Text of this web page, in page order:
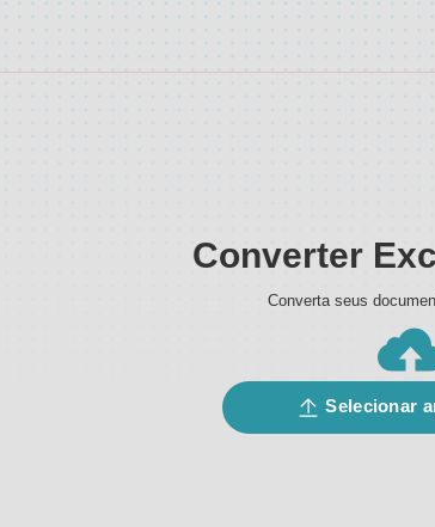
Converter
Converta seus
Selecionar